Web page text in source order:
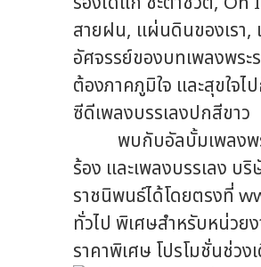
สายฝน, แผ่นดินของเรา,
อัศจรรย์ของบทเพลงพระ
ต้องภาคภูมิใจ และสุขใจ
ซีดีเพลงบรรเลงปกสีขาว
พบกับอัลบั้มเพลงพระ
ร้อง และเพลงบรรเลง บ
ราชนิพนธ์ได้โดยตรงที่
ทั่วไป พิเศษสำหรับหน่ว
ราคาพิเศษ โปรโมชั่นช่ว